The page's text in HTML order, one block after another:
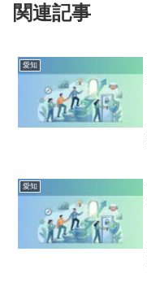
関連記事
愛知
愛知